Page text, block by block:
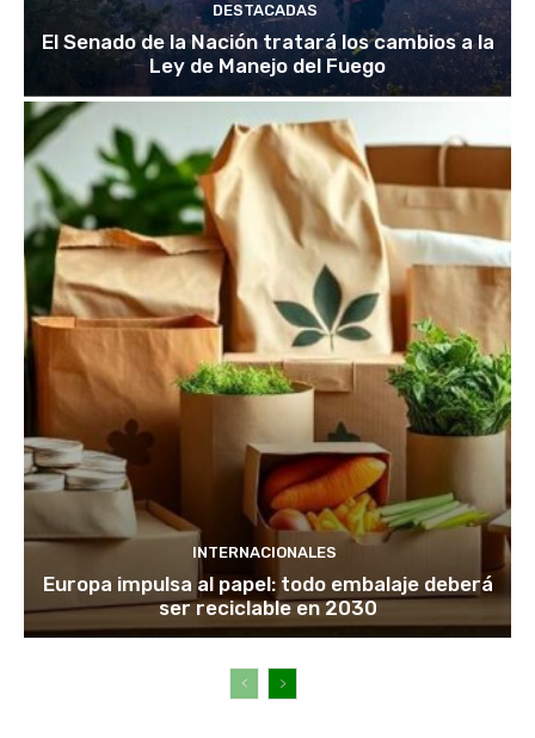
DESTACADAS
El Senado de la Nación tratará los cambios a la
Ley de Manejo del Fuego
INTERNACIONALES
Europa impulsa al papel: todo embalaje deberá
ser reciclable en 2030